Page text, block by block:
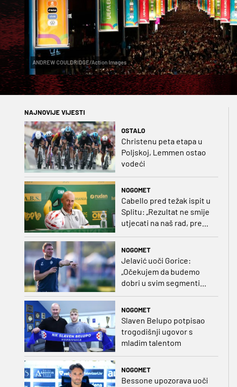
ANDREW COULDRIDGE/Action Images
NAJNOVIJE VIJESTI
OSTALO
Christenu peta etapa u
Poljskoj, Lemmen ostao
vodeći
NOGOMET
Cabello pred težak ispit u
Splitu: „Rezultat ne smije
utjecati na naš rad, pred
NOGOMET
Jelavić uoči Gorice:
„Očekujem da budemo
dobri u svim segmentima
igre i pobjedu“
NOGOMET
Slaven Belupo potpisao
trogodišnji ugovor s
mladim talentom
NOGOMET
Bessone upozorava uoči